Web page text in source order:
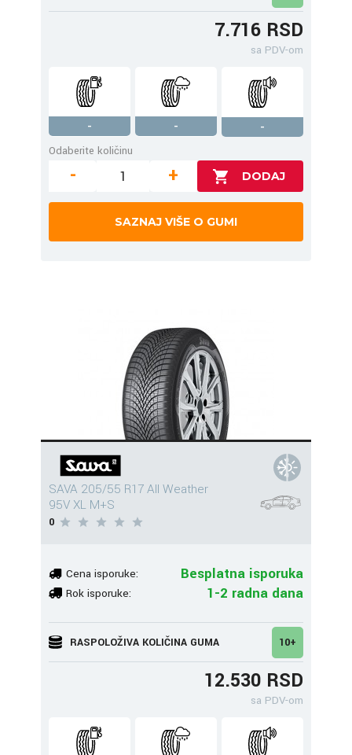
7.716 RSD
sa PDV-om
- -
-
Odaberite količinu
- +
SAZNAJ VIŠE O GUMI
SAVA 205/55 R17 All Weather
95V XL M+S
0
Cena isporuke: Besplatna isporuka
Rok isporuke: 1-2 radna dana
RASPOLOŽIVA KOLIČINA GUMA 10+
12.530 RSD
sa PDV-om